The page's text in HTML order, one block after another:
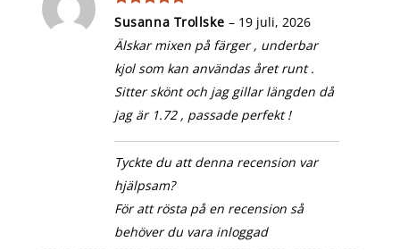
Betygsatt5
Susanna Trollske – 19 juli, 2026
Älskar mixen på färger , underbar
kjol som kan användas året runt .
Sitter skönt och jag gillar längden då
jag är 1.72 , passade perfekt !
Tyckte du att denna recension var
hjälpsam?
För att rösta på en recension så
behöver du vara inloggad